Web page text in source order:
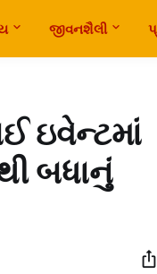
જીવનશૈલી
ઇવેન્ટમાં
બધાનું